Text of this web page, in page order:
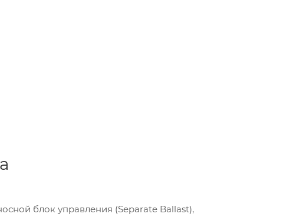
блок управления (Separate Ballast),